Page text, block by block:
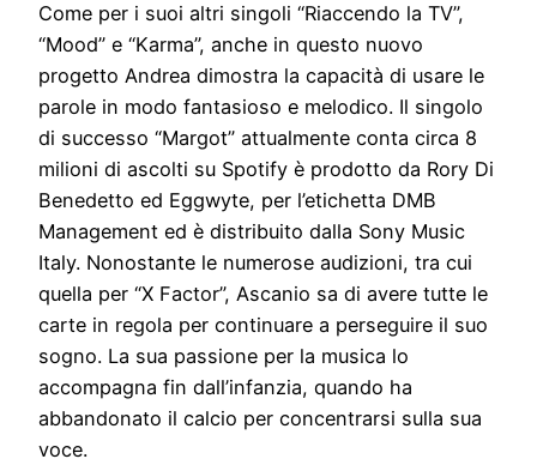
Come per i suoi altri singoli “Riaccendo la TV”,
“Mood” e “Karma”, anche in questo nuovo
progetto Andrea dimostra la capacità di usare le
parole in modo fantasioso e melodico. Il singolo
di successo “Margot” attualmente conta circa 8
milioni di ascolti su Spotify è prodotto da Rory Di
Benedetto ed Eggwyte, per l’etichetta DMB
Management ed è distribuito dalla Sony Music
Italy. Nonostante le numerose audizioni, tra cui
quella per “X Factor”, Ascanio sa di avere tutte le
carte in regola per continuare a perseguire il suo
sogno. La sua passione per la musica lo
accompagna fin dall’infanzia, quando ha
abbandonato il calcio per concentrarsi sulla sua
voce.